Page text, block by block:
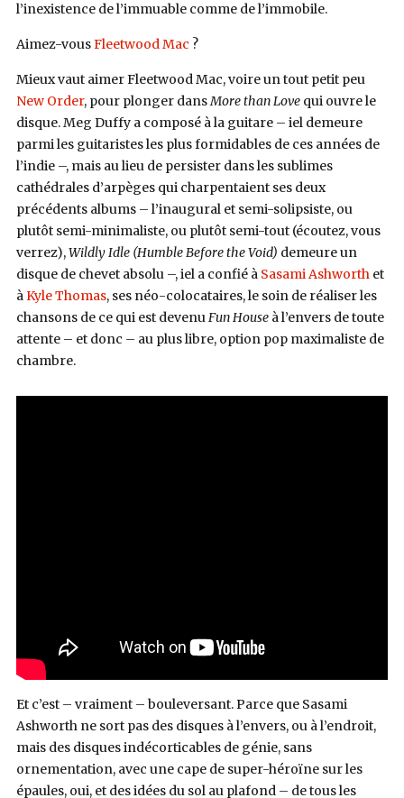
l’inexistence de l’immuable comme de l’immobile.
Aimez-vousFleetwood Mac ?
Mieux vaut aimer Fleetwood Mac, voire un tout petit peu
New Order, pour plonger dansMore than Lovequi ouvre le
disque. Meg Duffy a composé à la guitare – iel demeure
parmi les guitaristes les plus formidables de ces années de
l’indie –, mais au lieu de persister dans les sublimes
cathédrales d’arpèges qui charpentaient ses deux
précédents albums – l’inaugural et semi-solipsiste, ou
plutôt semi-minimaliste, ou plutôt semi-tout (écoutez, vous
verrez),Wildly Idle (Humble Before the Void) demeure un
disque de chevet absolu –, iel a confié à Sasami Ashworthet
àKyle Thomas, ses néo-colocataires, le soin de réaliser les
chansons de ce qui est devenuFun Houseà l’envers de toute
attente – et donc – au plus libre, option pop maximaliste de
chambre.
Et c’est – vraiment – bouleversant. Parce que Sasami
Ashworth ne sort pas des disques à l’envers, ou à l’endroit,
mais des disques indécorticables de génie, sans
ornementation, avec une cape de super-héroïne sur les
épaules, oui, et des idées du sol au plafond – de tous les